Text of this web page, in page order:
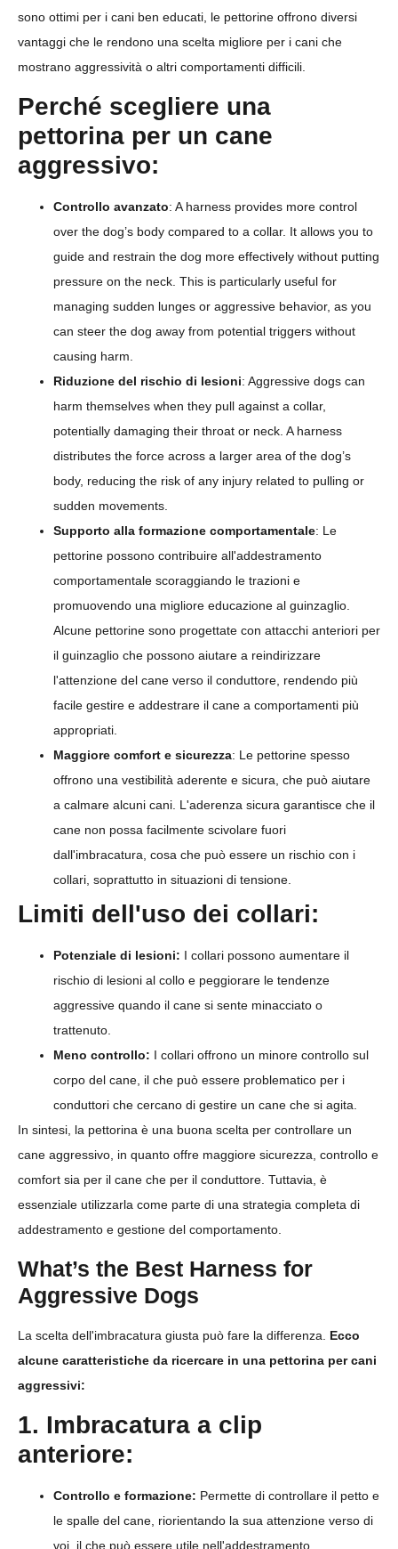
sono ottimi per i cani ben educati, le pettorine offrono diversi
vantaggi che le rendono una scelta migliore per i cani che
mostrano aggressività o altri comportamenti difficili.
Perché scegliere una
pettorina per un cane
aggressivo:
Controllo avanzato: A harness provides more control
over the dog’s body compared to a collar. It allows you to
guide and restrain the dog more effectively without putting
pressure on the neck. This is particularly useful for
managing sudden lunges or aggressive behavior, as you
can steer the dog away from potential triggers without
causing harm.
Riduzione del rischio di lesioni: Aggressive dogs can
harm themselves when they pull against a collar,
potentially damaging their throat or neck. A harness
distributes the force across a larger area of the dog’s
body, reducing the risk of any injury related to pulling or
sudden movements.
Supporto alla formazione comportamentale: Le
pettorine possono contribuire all'addestramento
comportamentale scoraggiando le trazioni e
promuovendo una migliore educazione al guinzaglio.
Alcune pettorine sono progettate con attacchi anteriori per
il guinzaglio che possono aiutare a reindirizzare
l'attenzione del cane verso il conduttore, rendendo più
facile gestire e addestrare il cane a comportamenti più
appropriati.
Maggiore comfort e sicurezza: Le pettorine spesso
offrono una vestibilità aderente e sicura, che può aiutare
a calmare alcuni cani. L'aderenza sicura garantisce che il
cane non possa facilmente scivolare fuori
dall'imbracatura, cosa che può essere un rischio con i
collari, soprattutto in situazioni di tensione.
Limiti dell'uso dei collari:
Potenziale di lesioni: I collari possono aumentare il
rischio di lesioni al collo e peggiorare le tendenze
aggressive quando il cane si sente minacciato o
trattenuto.
Meno controllo: I collari offrono un minore controllo sul
corpo del cane, il che può essere problematico per i
conduttori che cercano di gestire un cane che si agita.
In sintesi, la pettorina è una buona scelta per controllare un
cane aggressivo, in quanto offre maggiore sicurezza, controllo e
comfort sia per il cane che per il conduttore. Tuttavia, è
essenziale utilizzarla come parte di una strategia completa di
addestramento e gestione del comportamento.
What’s the Best Harness for
Aggressive Dogs
La scelta dell'imbracatura giusta può fare la differenza. Ecco
alcune caratteristiche da ricercare in una pettorina per cani
aggressivi:
1. Imbracatura a clip
anteriore:
Controllo e formazione: Permette di controllare il petto e
le spalle del cane, riorientando la sua attenzione verso di
voi, il che può essere utile nell'addestramento.